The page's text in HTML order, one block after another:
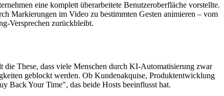
eine komplett überarbeitete Benutzeroberfläche vorstellte.
Markierungen im Video zu bestimmten Gesten animieren – vom
Versprechen zurückbleibt.
These, dass viele Menschen durch KI-Automatisierung zwar
geblockt werden. Ob Kundenakquise, Produktentwicklung
Back Your Time", das beide Hosts beeinflusst hat.